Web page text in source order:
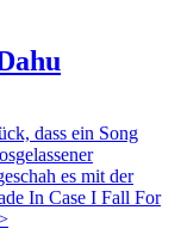
dass ein Song
es mit der
In Case I Fall For